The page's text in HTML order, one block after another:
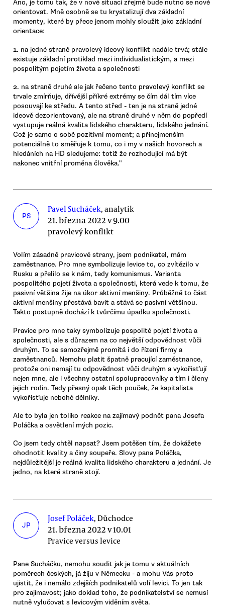
Ano, je tomu tak, že v nové situaci zřejmě bude nutno se nově
orientovat. Mně osobně se tu krystalizují dva základní
momenty, které by přece jenom mohly sloužit jako základní
orientace:
1. na jedné straně pravolevý ideový konflikt nadále trvá; stále
existuje základní protiklad mezi individualistickým, a mezi
pospolitým pojetím života a společnosti
2. na straně druhé ale jak řečeno tento pravolevý konflikt se
trvale zmírňuje, dřívější příkré extrémy se čím dál tím více
posouvají ke středu. A tento střed - ten je na straně jedné
ideově dezorientovaný, ale na straně druhé v něm do popředí
vystupuje reálná kvalita lidského charakteru, lidského jednání.
Což je samo o sobě pozitivní moment; a přinejmenším
potenciálně to směřuje k tomu, co i my v našich hovorech a
hledáních na HD sledujeme: totiž že rozhodující má být
nakonec vnitřní proměna člověka."
PS
Pavel Sucháček, analytik
21. března 2022 v 9.00
pravolevý konflikt
Volím zásadně pravicové strany, jsem podnikatel, mám
zaměstnance. Pro mne symbolizuje levice to, co zvítězilo v
Rusku a přelilo se k nám, tedy komunismus. Varianta
pospolitého pojetí života a společnosti, která vede k tomu, že
pasivní většina žije na úkor aktivní menšiny. Průběžně to část
aktivní menšiny přestává bavit a stává se pasivní většinou.
Takto postupně dochází k tvůrčímu úpadku společnosti.
Pravice pro mne taky symbolizuje pospolité pojetí života a
společnosti, ale s důrazem na co největší odpovědnost vůči
druhým. To se samozřejmě promítá i do řízení firmy a
zaměstnanců. Nemohu platit špatně pracující zaměstnance,
protože oni nemají tu odpovědnost vůči druhým a vykořisťují
nejen mne, ale i všechny ostatní spolupracovníky a tím i členy
jejich rodin. Tedy přesný opak těch pouček, že kapitalista
vykořisťuje nebohé dělníky.
Ale to byla jen toliko reakce na zajímavý podnět pana Josefa
Poláčka a osvětlení mých pozic.
Co jsem tedy chtěl napsat? Jsem potěšen tím, že dokážete
ohodnotit kvality a činy soupeře. Slovy pana Poláčka,
nejdůležitější je reálná kvalita lidského charakteru a jednání. Je
jedno, na které straně stojí.
JP
Josef Poláček, Důchodce
21. března 2022 v 10.01
Pravice versus levice
Pane Sucháčku, nemohu soudit jak je tomu v aktuálních
poměrech českých, já žiju v Německu - a mohu Vás proto
ujistit, že i nemálo zdejších podnikatelů volí levici. To jen tak
pro zajímavost; jako doklad toho, že podnikatelství se nemusí
nutně vylučovat s levicovým viděním světa.